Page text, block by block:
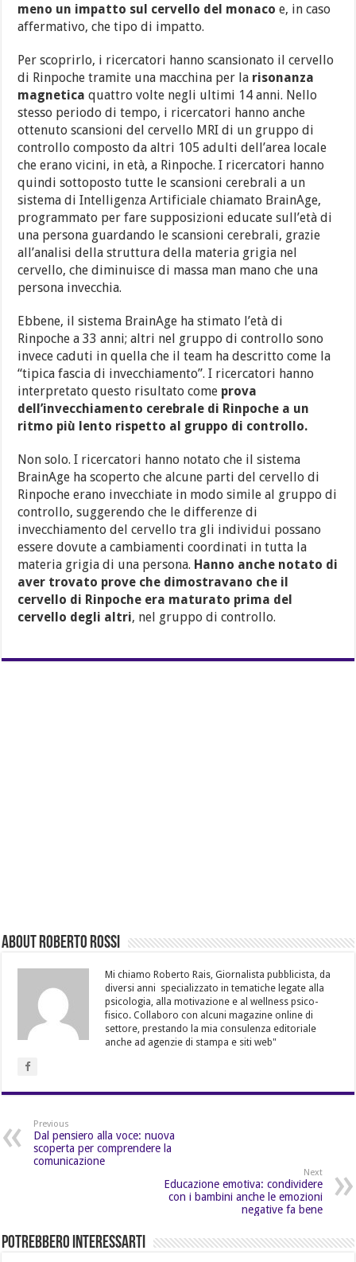
meno un impatto sul cervello del monaco e, in caso
affermativo, che tipo di impatto.
Per scoprirlo, i ricercatori hanno scansionato il cervello
di Rinpoche tramite una macchina per la risonanza
magnetica quattro volte negli ultimi 14 anni. Nello
stesso periodo di tempo, i ricercatori hanno anche
ottenuto scansioni del cervello MRI di un gruppo di
controllo composto da altri 105 adulti dell’area locale
che erano vicini, in età, a Rinpoche. I ricercatori hanno
quindi sottoposto tutte le scansioni cerebrali a un
sistema di Intelligenza Artificiale chiamato BrainAge,
programmato per fare supposizioni educate sull’età di
una persona guardando le scansioni cerebrali, grazie
all’analisi della struttura della materia grigia nel
cervello, che diminuisce di massa man mano che una
persona invecchia.
Ebbene, il sistema BrainAge ha stimato l’età di
Rinpoche a 33 anni; altri nel gruppo di controllo sono
invece caduti in quella che il team ha descritto come la
“tipica fascia di invecchiamento”. I ricercatori hanno
interpretato questo risultato come prova
dell’invecchiamento cerebrale di Rinpoche a un
ritmo più lento rispetto al gruppo di controllo.
Non solo. I ricercatori hanno notato che il sistema
BrainAge ha scoperto che alcune parti del cervello di
Rinpoche erano invecchiate in modo simile al gruppo di
controllo, suggerendo che le differenze di
invecchiamento del cervello tra gli individui possano
essere dovute a cambiamenti coordinati in tutta la
materia grigia di una persona. Hanno anche notato di
aver trovato prove che dimostravano che il
cervello di Rinpoche era maturato prima del
cervello degli altri, nel gruppo di controllo.
About Roberto Rossi
Mi chiamo Roberto Rais, Giornalista pubblicista, da
diversi anni specializzato in tematiche legate alla
psicologia, alla motivazione e al wellness psico-
fisico. Collaboro con alcuni magazine online di
settore, prestando la mia consulenza editoriale
anche ad agenzie di stampa e siti web"
Previous
Dal pensiero alla voce: nuova
scoperta per comprendere la
comunicazione
Next
Educazione emotiva: condividere
con i bambini anche le emozioni
negative fa bene
Potrebbero Interessarti